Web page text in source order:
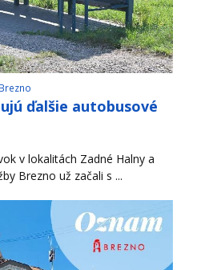
ďalšie autobusové
v lokalitách Zadné Halny a
Brezno už začali s ...